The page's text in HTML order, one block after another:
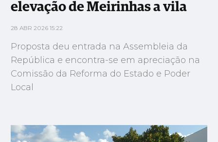
elevação de Meirinhas a vila
28 ABR 2026 15:22
Proposta deu entrada na Assembleia da
República e encontra-se em apreciação na
Comissão da Reforma do Estado e Poder
Local